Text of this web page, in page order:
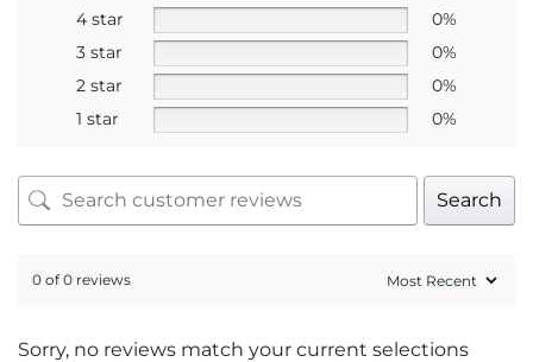
4 star
0%
3 star
0%
2 star
0%
1 star
0%
Search
0 of 0 reviews
Sorry, no reviews match your current selections